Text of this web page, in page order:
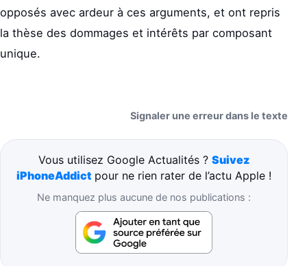
opposés avec ardeur à ces arguments, et ont repris
la thèse des dommages et intérêts par composant
unique.
Signaler une erreur dans le texte
Vous utilisez Google Actualités ? Suivez
iPhoneAddict pour ne rien rater de l’actu Apple !
Ne manquez plus aucune de nos publications :